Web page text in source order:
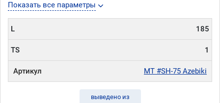
Показать все параметры
L 185
TS 1
Артикул MT #SH-75 Azebiki
выведено из